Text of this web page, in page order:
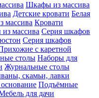
Шкафы из массива
Детские кровати Белая
массива Кровати
массива Серия шкафов
Серия шкафов
с каретной
столы Наборы для
Журнальные столы
скамьи, лавки
Подъёмные
для дачи